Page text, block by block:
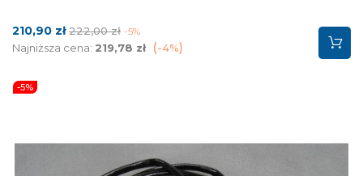
Cena
210,90 zł Cena
podstawowa
222,00 zł -5%
Najniższa cena: 219,78 zł -4%
-5%